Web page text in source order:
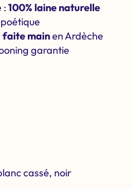
: 100% laine naturelle
faite mainen Ardèche
garantie
cassé, noir